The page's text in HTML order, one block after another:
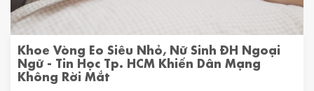
Khoe Vòng Eo Siêu Nhỏ, Nữ Sinh ĐH Ngoại
Ngữ - Tin Học Tp. HCM Khiến Dân Mạng
Không Rời Mắt